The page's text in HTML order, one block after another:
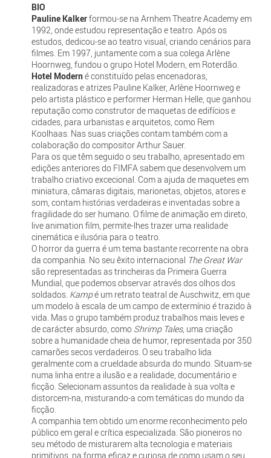
BIO
Pauline Kalkerformou-se na Arnhem Theatre Academy em
1992, onde estudou representação e teatro. Após os
estudos, dedicou-se ao teatro visual, criando cenários para
filmes. Em 1997, juntamente com a sua colega Arlène
Hoornweg, fundou o grupo Hotel Modern, em Roterdão.
Hotel Moderné constituído pelas encenadoras,
realizadoras e atrizes Pauline Kalker, Arlène Hoornweg e
pelo artista plástico e performer Herman Helle, que ganhou
reputação como construtor de maquetas de edifícios e
cidades, para urbanistas e arquitetos, como Rem
Koolhaas. Nas suas criações contam também com a
colaboração do compositor Arthur Sauer.
Para os que têm seguido o seu trabalho, apresentado em
edições anteriores do FIMFA sabem que desenvolvem um
trabalho criativo excecional. Com a ajuda de maquetes em
miniatura, câmaras digitais, marionetas, objetos, atores e
som, contam histórias verdadeiras e inventadas sobre a
fragilidade do ser humano. O filme de animação em direto,
live animation film, permite-lhes trazer uma realidade
cinemática e ilusória para o teatro.
O horror da guerra é um tema bastante recorrente na obra
da companhia. No seu êxito internacional The Great War
são representadas as trincheiras da Primeira Guerra
Mundial, que podemos observar através dos olhos dos
soldados. Kampé um retrato teatral de Auschwitz, em que
um modelo à escala de um campo de extermínio é trazido à
vida. Mas o grupo também produz trabalhos mais leves e
de carácter absurdo, como Shrimp Tales, uma criação
sobre a humanidade cheia de humor, representada por 350
camarões secos verdadeiros. O seu trabalho lida
geralmente com a crueldade absurda do mundo. Situam-se
numa linha entre a ilusão e a realidade, documentário e
ficção. Selecionam assuntos da realidade à sua volta e
distorcem-na, misturando-a com temáticas do mundo da
ficção.
A companhia tem obtido um enorme reconhecimento pelo
público em geral e crítica especializada. São pioneiros no
seu método de misturarem alta tecnologia e materiais
primitivos, na forma eficaz e curiosa de como usam o seu